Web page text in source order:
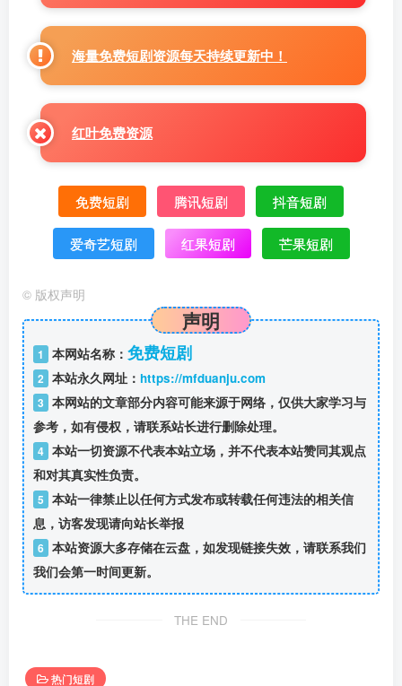
海量免费短剧资源每天持续更新中！
红叶免费资源
免费短剧 腾讯短剧 抖音短剧
爱奇艺短剧 红果短剧 芒果短剧
© 版权声明
声明
1 本网站名称： 免费短剧
2 本站永久网址： https://mfduanju.com
3 本网站的文章部分内容可能来源于网络，仅供大家学习与
参考，如有侵权，请联系站长进行删除处理。
4 本站一切资源不代表本站立场，并不代表本站赞同其观点
和对其真实性负责。
5 本站一律禁止以任何方式发布或转载任何违法的相关信
息，访客发现请向站长举报
6 本站资源大多存储在云盘，如发现链接失效，请联系我们
我们会第一时间更新。
THE END
热门短剧